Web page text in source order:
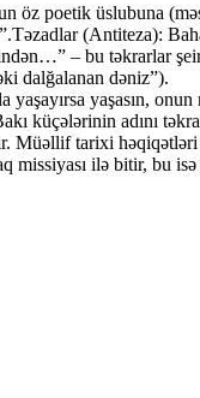
poetik üslubuna
(Antiteza):
– bu təkrarlar
dalğalanan dəniz”).
yaşasın,
küçələrinin adını
Müəllif tarixi
missiyası ilə bitir, bu